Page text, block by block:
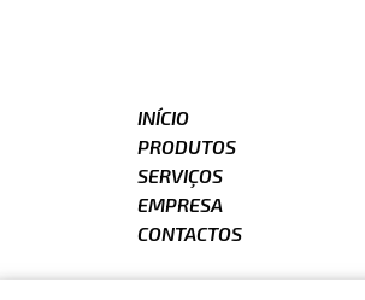
INÍCIO
PRODUTOS
SERVIÇOS
EMPRESA
CONTACTOS